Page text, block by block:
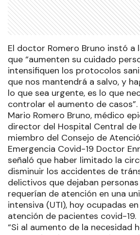
El doctor Romero Bruno instó a
que “aumenten su cuidado
intensifiquen los protocolos
que nos mantendrá a salvo, y
lo que sea urgente, es lo que
controlar el aumento de casos”.
Mario Romero Bruno, médico
director del Hospital Central de
miembro del Consejo de
Emergencia Covid-19 Doctor
señaló que haber limitado la
disminuir los accidentes de
delictivos que dejaban
requerían de atención en una
intensiva (UTI), hoy ocupadas
atención de pacientes covid-19.
“Si al aumento de la necesidad